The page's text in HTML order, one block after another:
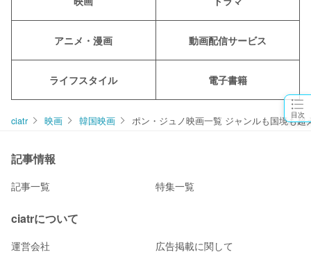
目次
アニメ・漫画 動画配信サービス
ライフスタイル 電子書籍
ciatr 映画 韓国映画 ポン・ジュノ映画一覧 ジャンルも国境も超
記事情報
記事一覧 特集一覧
ciatrについて
運営会社
広告掲載に関して